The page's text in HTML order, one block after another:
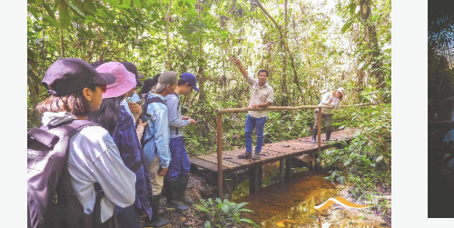
Reserva-
Nacional-
Allpahuayo-
Mishana2